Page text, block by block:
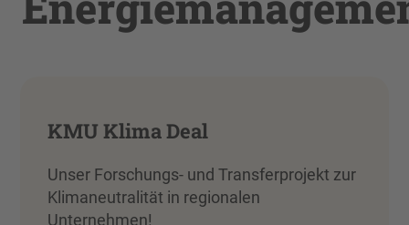
KMU Klima Deal
Unser Forschungs- und Transferprojekt zur
Klimaneutralität in regionalen
Unternehmen!